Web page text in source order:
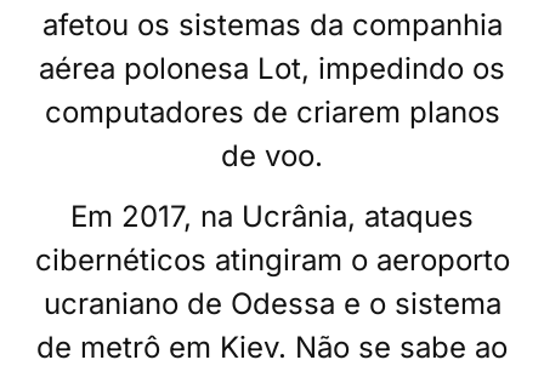
afetou os sistemas da companhia
aérea polonesa Lot, impedindo os
computadores de criarem planos
de voo.
Em 2017, na Ucrânia, ataques
cibernéticos atingiram o aeroporto
ucraniano de Odessa e o sistema
de metrô em Kiev. Não se sabe ao